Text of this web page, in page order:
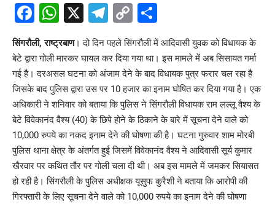
Facebook
WhatsApp
X Telegram
Copy
Link
सिंगरौली, राष्ट्रबाण। दो दिन पहले सिंगरौली में आदिवासी युवक को विधायक के
बेटे द्वारा गोली मारकर घायल कर दिया गया था। इस मामले में अब सिसायत गर्मा
गई है। दरअसल घटना को अंजाम देने के बाद विधायक पुत्र फरार चल रहा है
जिसके बाद पुलिस द्वारा उस पर 10 हजार का इनाम घोषित कर दिया गया है। एक
अधिकारी ने शनिवार को बताया कि पुलिस ने सिंगरौली विधायक राम लल्लू वैश्य के
बेटे विवेकानंद वैश्य (40) के छिपे होने के ठिकाने के बारे में सूचना देने वाले को
10,000 रुपये का नकद इनाम देने की घोषणा की है। घटना गुरुवार शाम मोरबी
पुलिस थाना क्षेत्र के अंतर्गत हुई जिसमें विवेकानंद वैश्य ने आदिवासी सूर्य कुमार
खैरवार पर कथित तौर पर गोली चला दी थी। अब इस मामले में जमकर सियासत
हो रही है। सिंगरौली के पुलिस अधीक्षक यूसुफ कुरैशी ने बताया कि आरोपी की
गिरफ्तारी के लिए सूचना देने वाले को 10,000 रुपये का इनाम देने की घोषणा